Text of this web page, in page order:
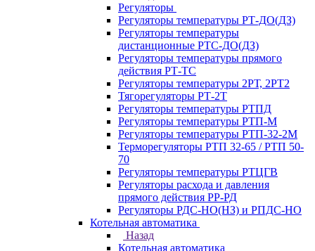
Регуляторы
Регуляторы температуры РТ-ДО(ДЗ)
Регуляторы температуры
дистанционные РТС-ДО(ДЗ)
Регуляторы температуры прямого
действия РТ-ТС
Регуляторы температуры 2РТ, 2РT2
Тягорегуляторы РТ-2Т
Регуляторы температуры РТПД
Регуляторы температуры РТП-M
Регуляторы температуры РТП-32-2М
Терморегуляторы РТП 32-65 / РТП 50-
70
Регуляторы температуры РТЦГВ
Регуляторы расхода и давления
прямого действия РР-РД
Регуляторы РДС-НО(НЗ) и РПДС-НО
Котельная автоматика
Назад
Котельная автоматика